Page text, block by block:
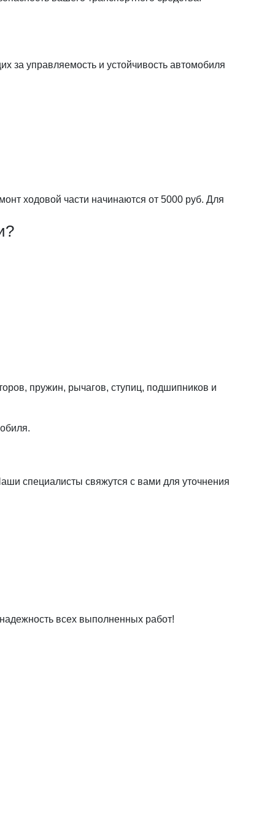
за управляемость и устойчивость автомобиля
ходовой части начинаются от 5000 руб. Для
пружин, рычагов, ступиц, подшипников и
специалисты свяжутся с вами для уточнения
всех выполненных работ!